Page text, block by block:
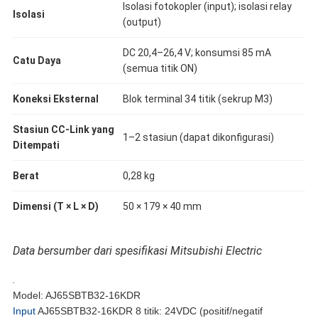
​Isolasi​
Isolasi fotokopler (input); isolasi relay
(output)
​Catu Daya​
DC 20,4–26,4 V; konsumsi 85 mA
(semua titik ON)
​Koneksi Eksternal​ Blok terminal 34 titik (sekrup M3)
​Stasiun CC-Link yang
Ditempati​
1–2 stasiun (dapat dikonfigurasi)
​Berat​ 0,28 kg
​Dimensi (T × L × D)​ 50 × 179 × 40 mm
Data bersumber dari spesifikasi Mitsubishi Electric
.
Model: AJ65SBTB32-16KDR
InputAJ65SBTB32-16KDR 8 titik: 24VDC (positif/negatif